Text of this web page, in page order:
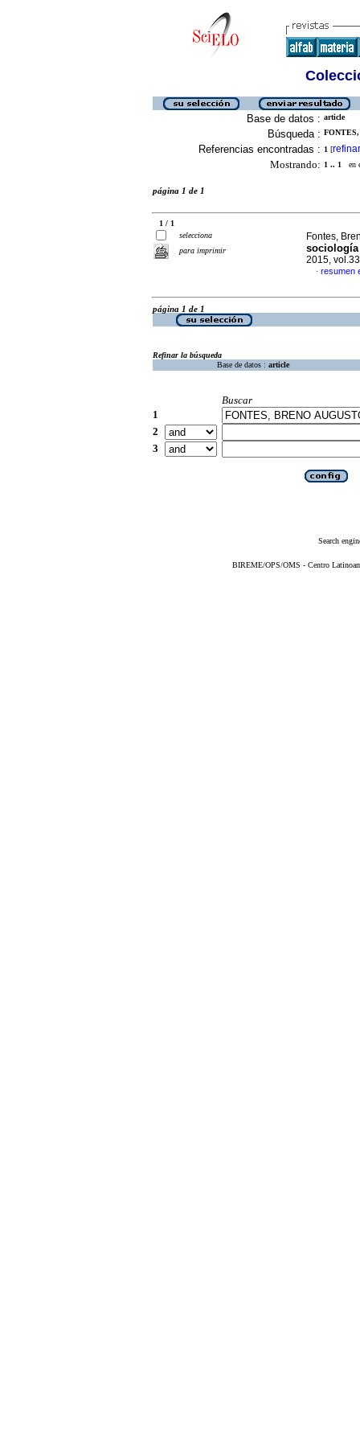
Base de datos : article
Búsqueda :
Referencias encontradas : 1 [refinar
Mostrando: 1 .. 1 en
página 1 de 1
1 / 1
selecciona
para imprimir
Fontes,
2015,
· resumen
página 1 de 1
Refinar la búsqueda
Base de datos : article
Buscar
1
2
3
Search
BIREME/OPS/OMS - Centro